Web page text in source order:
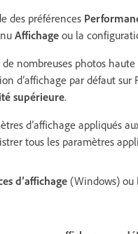
des préférences
Affichage ou la
nombreuses photos
d’affichage par défaut
supérieure.
d’affichage appliqués
tous les paramètres
d’affichage(Windows) ou